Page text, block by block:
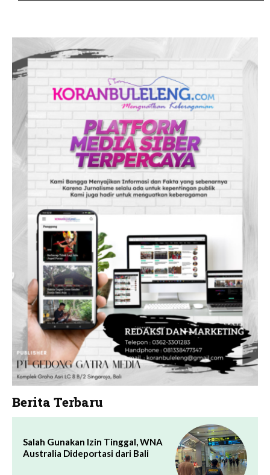
Berita Terbaru
Salah Gunakan Izin Tinggal, WNA
Australia Dideportasi dari Bali